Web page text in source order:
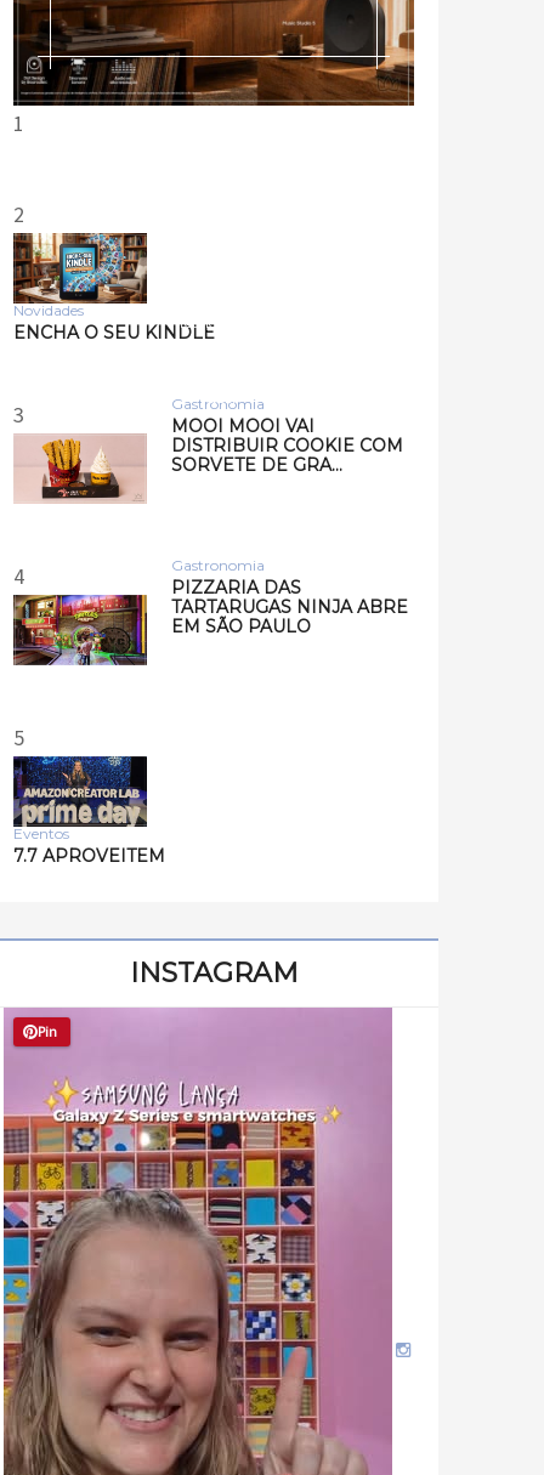
1
Tecnologia
Musi…
2
Novidades
ENCHA O SEU KINDLE
3 Gastronomia
MOOI MOOI VAI
DISTRIBUIR COOKIE COM
SORVETE DE GRA…
4 Gastronomia
PIZZARIA DAS
TARTARUGAS NINJA ABRE
EM SÃO PAULO
5
Eventos
7.7 APROVEITEM
INSTAGRAM
Pin